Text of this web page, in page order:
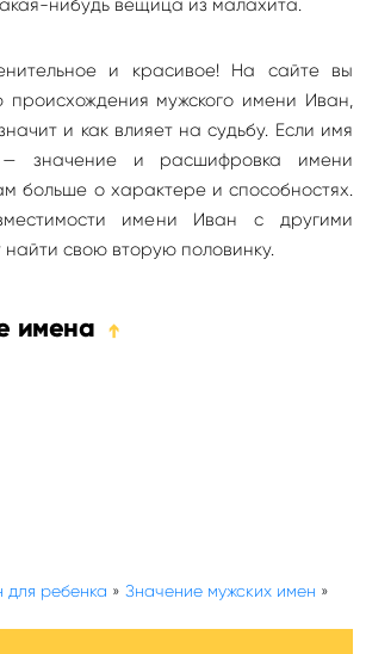
нибудь вещица из малахита.
и красивое! На сайте вы
происхождения мужского имени Иван,
и как влияет на судьбу. Если имя
значение и расшифровка имени
больше о характере и способностях.
имени Иван с другими
свою вторую половинку.
имена ➔
для ребенка » Значение мужских имен »